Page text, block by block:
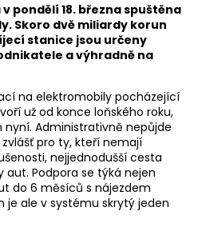
pondělí 18. března spuštěna
Skoro dvě miliardy korun
stanice jsou určeny
a výhradně na
na elektromobily pocházející
už od konce loňského roku,
Administrativně nepůjde
pro ty, kteří nemají
nejjednodušší cesta
Podpora se týká nejen
do 6 měsíců s nájezdem
je ale v systému skrytý jeden